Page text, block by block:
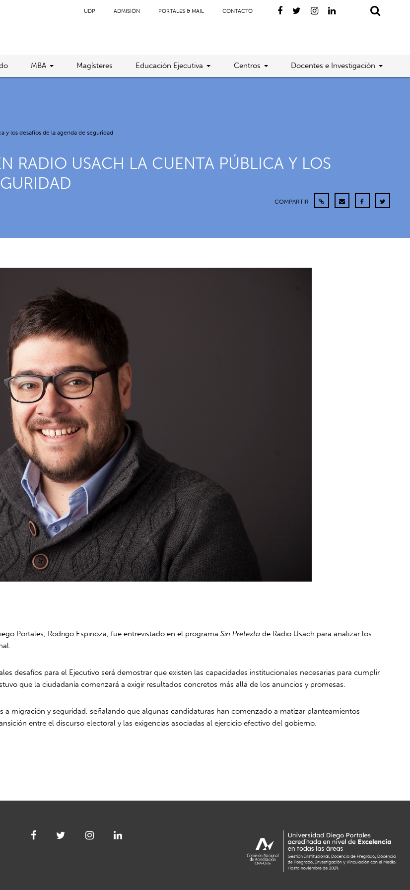
UDP ADMISIÓN PORTALES & MAIL CONTACTO
MBA Magísteres Educación Ejecutiva Centros Docentes e Investigación
y los desafíos de la agenda de seguridad
RADIO USACH LA CUENTA PÚBLICA Y LOS
COMPARTIR
Portales, Rodrigo Espinoza, fue entrevistado en el programaSin Pretexto de Radio Usach para analizar los
desafíos para el Ejecutivo será demostrar que existen las capacidades institucionales necesarias para cumplir
que la ciudadanía comenzará a exigir resultados concretos más allá de los anuncios y promesas.
a migración y seguridad, señalando que algunas candidaturas han comenzado a matizar planteamientos
entre el discurso electoral y las exigencias asociadas al ejercicio efectivo del gobierno.